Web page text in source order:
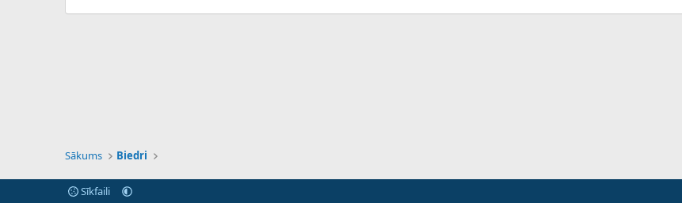
Sākums Biedri
Sīkfaili